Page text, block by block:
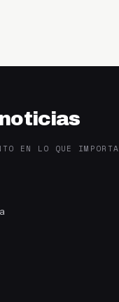
EN LO QUE IMPORTA